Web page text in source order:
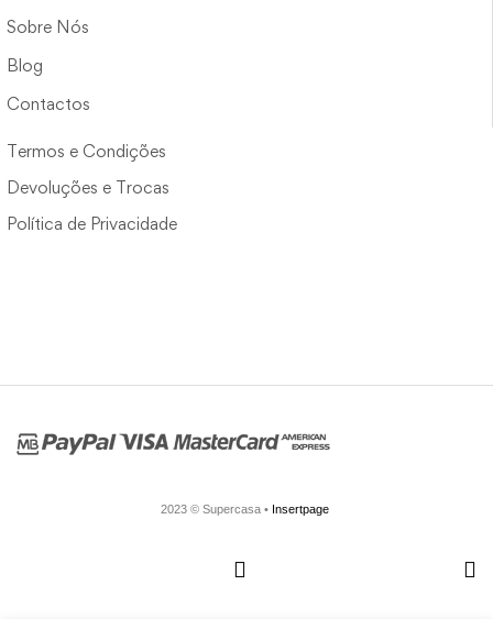
Sobre Nós
Blog
Contactos
Termos e Condições
Devoluções e Trocas
Política de Privacidade
2023 © Supercasa • Insertpage